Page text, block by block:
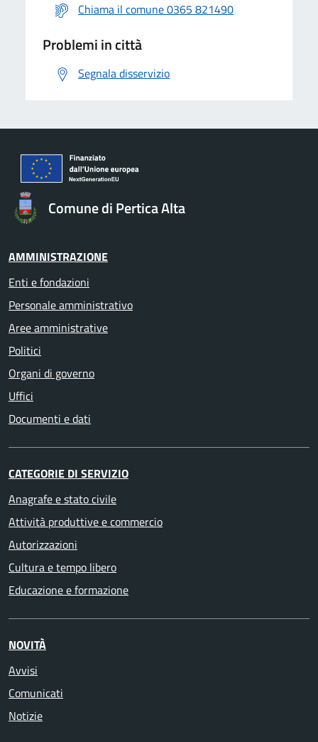
Chiama il comune 0365 821490
Problemi in città
Segnala disservizio
Comune di Pertica Alta
AMMINISTRAZIONE
Enti e fondazioni
Personale amministrativo
Aree amministrative
Politici
Organi di governo
Uffici
Documenti e dati
CATEGORIE DI SERVIZIO
Anagrafe e stato civile
Attività produttive e commercio
Autorizzazioni
Cultura e tempo libero
Educazione e formazione
NOVITÀ
Avvisi
Comunicati
Notizie